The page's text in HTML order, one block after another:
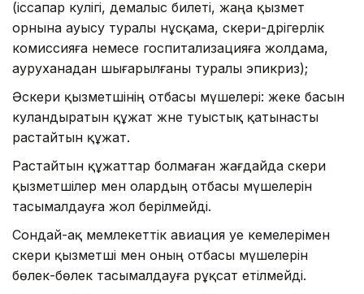
(іссапар куәлігі, демалыс билеті, жаңа қызмет
орнына ауысу туралы нұсқама, әскери-дәрігерлік
комиссияға немесе госпитализацияға жолдама,
ауруханадан шығарылғаны туралы эпикриз);
Әскери қызметшінің отбасы мүшелері: жеке басын
куәландыратын құжат және туыстық қатынасты
растайтын құжат.
Растайтын құжаттар болмаған жағдайда әскери
қызметшілер мен олардың отбасы мүшелерін
тасымалдауға жол берілмейді.
Сондай-ақ мемлекеттік авиация әуе кемелерімен
әскери қызметші мен оның отбасы мүшелерін
бөлек-бөлек тасымалдауға рұқсат етілмейді.